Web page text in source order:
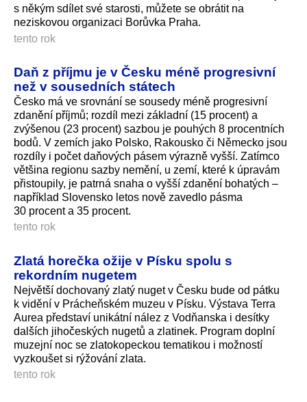
s někým sdílet své starosti, můžete se obrátit na
neziskovou organizaci Borůvka Praha.
tento rok
Daň z příjmu je v Česku méně progresivní
než v sousedních státech
Česko má ve srovnání se sousedy méně progresivní
zdanění příjmů; rozdíl mezi základní (15 procent) a
zvýšenou (23 procent) sazbou je pouhých 8 procentních
bodů. V zemích jako Polsko, Rakousko či Německo jsou
rozdíly i počet daňových pásem výrazně vyšší. Zatímco
většina regionu sazby nemění, u zemí, které k úpravám
přistoupily, je patrná snaha o vyšší zdanění bohatých –
například Slovensko letos nově zavedlo pásma
30 procent a 35 procent.
tento rok
Zlatá horečka ožije v Písku spolu s
rekordním nugetem
Největší dochovaný zlatý nuget v Česku bude od pátku
k vidění v Prácheňském muzeu v Písku. Výstava Terra
Aurea představí unikátní nález z Vodňanska i desítky
dalších jihočeských nugetů a zlatinek. Program doplní
muzejní noc se zlatokopeckou tematikou i možností
vyzkoušet si rýžování zlata.
tento rok